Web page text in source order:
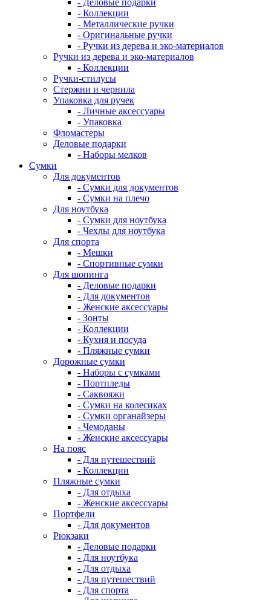
- Деловые подарки
- Коллекции
- Металлические ручки
- Оригинальные ручки
- Ручки из дерева и эко-материалов
Ручки из дерева и эко-материалов
- Коллекции
Ручки-стилусы
Стержни и чернила
Упаковка для ручек
- Личные аксессуары
- Упаковка
Фломастеры
Деловые подарки
- Наборы мелков
Сумки
Для документов
- Сумки для документов
- Сумки на плечо
Для ноутбука
- Сумки для ноутбука
- Чехлы для ноутбука
Для спорта
- Мешки
- Спортивные сумки
Для шопинга
- Деловые подарки
- Для документов
- Женские аксессуары
- Зонты
- Коллекции
- Кухня и посуда
- Пляжные сумки
Дорожные сумки
- Наборы с сумками
- Портпледы
- Саквояжи
- Сумки на колесиках
- Сумки органайзеры
- Чемоданы
- Женские аксессуары
На пояс
- Для путешествий
- Коллекции
Пляжные сумки
- Для отдыха
- Женские аксессуары
Портфели
- Для документов
Рюкзаки
- Деловые подарки
- Для ноутбука
- Для отдыха
- Для путешествий
- Для спорта